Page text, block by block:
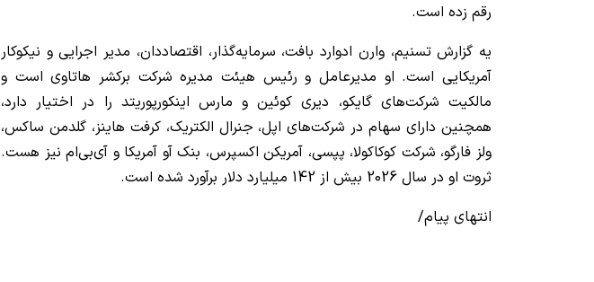
رقم زده است.
یه گزارش تسنیم، وارن ادوارد بافت، سرمایه‌گذار، اقتصاددان، مدیر اجرایی و نیکوکار
آمریکایی است. او مدیرعامل و رئیس هیئت مدیره شرکت برکشر هاتاوی است و
مالکیت شرکت‌های گایکو، دیری کوئین و مارس اینکورپوریتد را در اختیار دارد،
همچنین دارای سهام در شرکت‌های اپل، جنرال الکتریک، کرفت هاینز، گلدمن ساکس،
ولز فارگو، شرکت کوکاکولا، پپسی، آمریکن اکسپرس، بنک آو آمریکا و آی‌بی‌ام نیز هست.
ثروت او در سال 2026 بیش از 142 میلیارد دلار برآورد شده است.
انتهای پیام/